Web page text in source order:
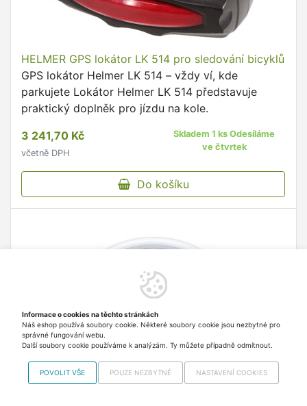
HELMER GPS lokátor LK 514 pro sledování bicyklů
GPS lokátor Helmer LK 514 – vždy ví, kde
parkujete Lokátor Helmer LK 514 představuje
praktický doplněk pro jízdu na kole.
3 241,70 Kč
včetně DPH
Skladem 1 ks Odesíláme
ve čtvrtek
Do košíku
Informace o cookies na těchto stránkách
Náš eshop používá soubory cookie. Některé soubory cookie jsou nezbytné pro
správné fungování webu.
Další soubory cookie používáme k analýzám. Ty můžete případně odmítnout.
POVOLIT VŠE POUZE NEZBYTNÉ NASTAVENÍ COOKIES